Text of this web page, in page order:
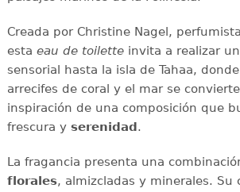
Creada por Christine Nagel,
esta eau de toiletteinvita a realizar
sensorial hasta la isla de Tahaa,
arrecifes de coral y el mar se
inspiración de una composición que
frescura y serenidad .
La fragancia presenta una
florales, almizcladas y minerales. Su